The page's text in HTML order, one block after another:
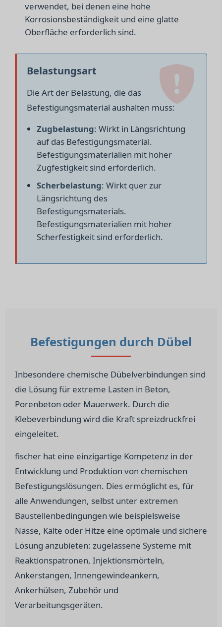
verwendet, bei denen eine hohe
Korrosionsbeständigkeit und eine glatte
Oberfläche erforderlich sind.
Belastungsart
Die Art der Belastung, die das
Befestigungsmaterial aushalten muss:
Zugbelastung: Wirkt in Längsrichtung
auf das Befestigungsmaterial.
Befestigungsmaterialien mit hoher
Zugfestigkeit sind erforderlich.
Scherbelastung: Wirkt quer zur
Längsrichtung des
Befestigungsmaterials.
Befestigungsmaterialien mit hoher
Scherfestigkeit sind erforderlich.
Befestigungen durch Dübel
Inbesondere chemische Dübelverbindungen sind
die Lösung für extreme Lasten in Beton,
Porenbeton oder Mauerwerk. Durch die
Klebeverbindung wird die Kraft spreizdruckfrei
eingeleitet.
fischer hat eine einzigartige Kompetenz in der
Entwicklung und Produktion von chemischen
Befestigungslösungen. Dies ermöglicht es, für
alle Anwendungen, selbst unter extremen
Baustellenbedingungen wie beispielsweise
Nässe, Kälte oder Hitze eine optimale und sichere
Lösung anzubieten: zugelassene Systeme mit
Reaktionspatronen, Injektionsmörteln,
Ankerstangen, Innengewindeankern,
Ankerhülsen, Zubehör und
Verarbeitungsgeräten.